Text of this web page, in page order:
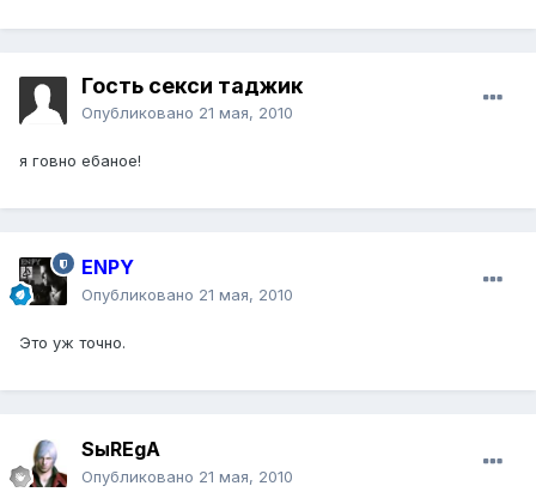
Гость секси таджик
Опубликовано 21 мая, 2010
я говно ебаное!
ENPY
Опубликовано 21 мая, 2010
Это уж точно.
SыREgA
Опубликовано 21 мая, 2010